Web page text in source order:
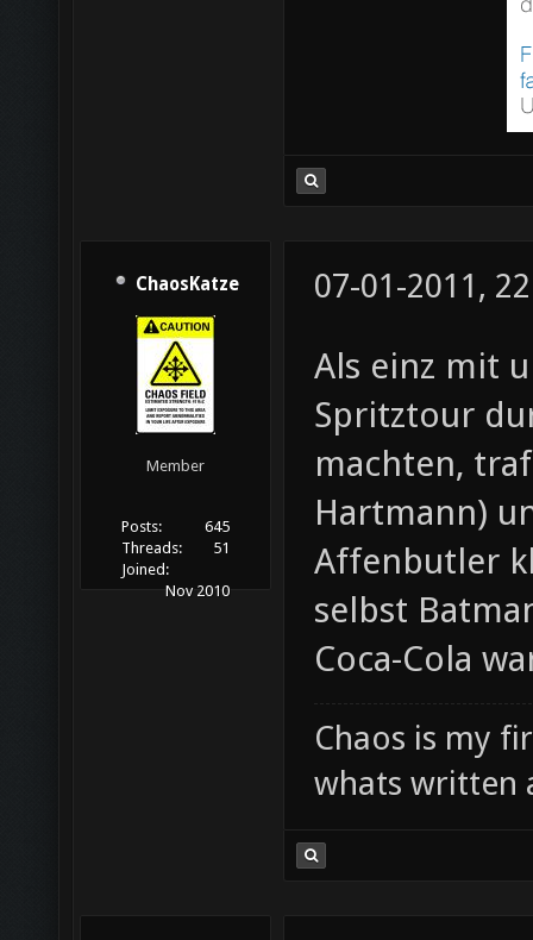
ChaosKatze
Member
Posts:
645
Threads:
51
Joined:
Nov 2010
07-01-2011,
Als einz mit
Spritztour
machten,
Hartmann)
Affenbutler
selbst
Coca-Cola
Chaos is my
whats written